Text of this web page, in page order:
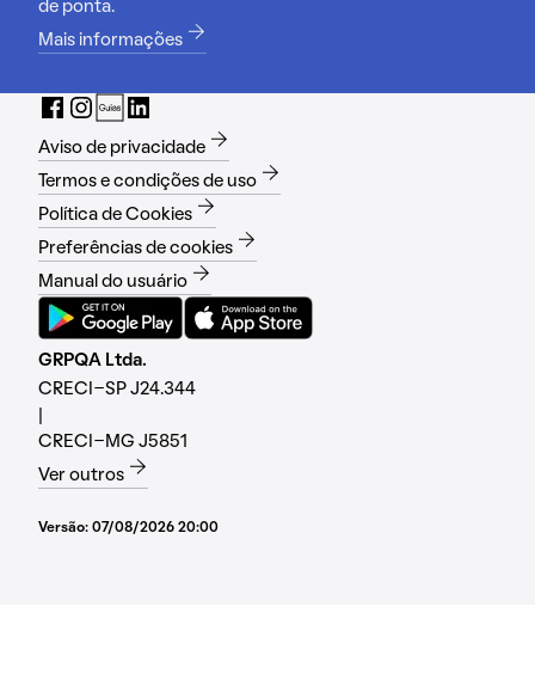
de ponta.
Mais informações
Aviso de privacidade
Termos e condições de uso
Política de Cookies
Preferências de cookies
Manual do usuário
GRPQA Ltda.
CRECI-SP J24.344
CRECI-MG J5851
Ver outros
Versão: 07/08/2026 20:00